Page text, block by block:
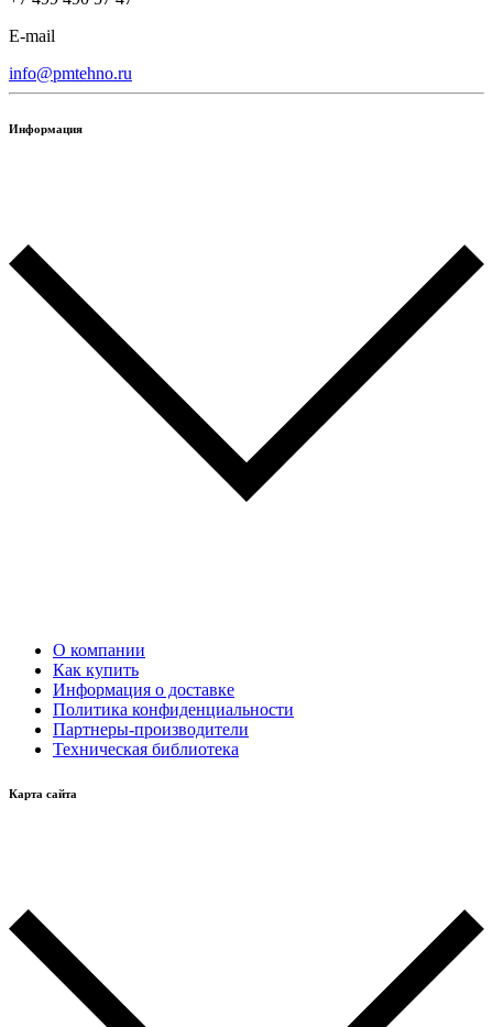
E-mail
info@pmtehno.ru
Информация
О компании
Как купить
Информация о доставке
Политика конфиденциальности
Партнеры-производители
Техническая библиотека
Карта сайта